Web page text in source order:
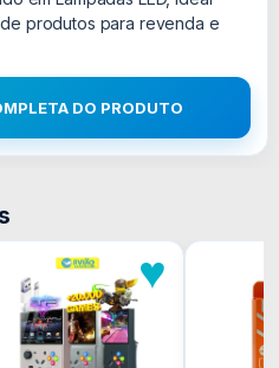
produtos para revenda e
DO PRODUTO
♥